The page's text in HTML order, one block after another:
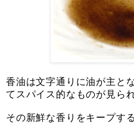
香油は文字通りに油が主と
てスパイス的なものが見ら
その新鮮な香りをキープす